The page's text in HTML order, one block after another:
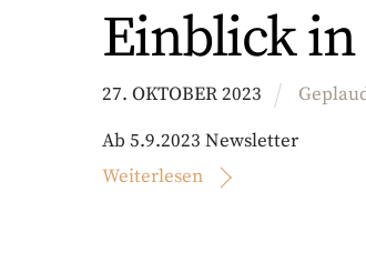
Einblick in
27. OKTOBER2023
Ab 5.9.2023 Newsletter
Weiterlesen